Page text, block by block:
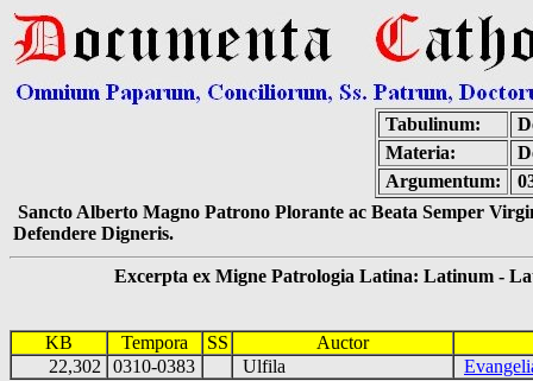
Tabulinum:
Materia:
Argumentum:
Sancto Alberto Magno Patrono Plorante ac Beata Semper
Defendere Digneris.
Excerpta ex Migne Patrologia Latina: Latinum -
KB Tempora SS
Auctor
22,302
0310-0383 Ulfila